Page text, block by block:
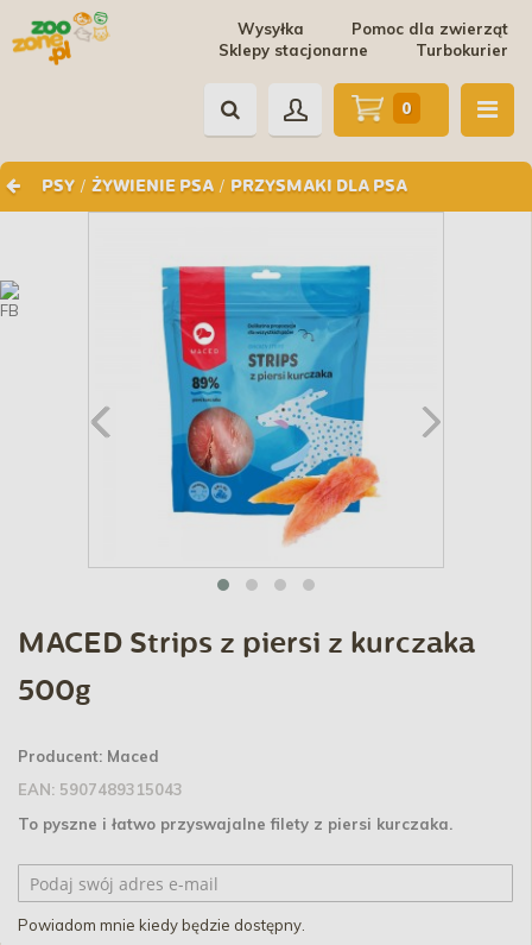
Pomoc dla zwierząt
Wysyłka
Turbokurier
Sklepy stacjonarne
PSY / ŻYWIENIE PSA / PRZYSMAKI DLA PSA
0
MACED Strips z piersi z kurczaka
500g
Producent: Maced
EAN: 5907489315043
To pyszne i łatwo przyswajalne filety z piersi kurczaka.
Powiadom mnie kiedy będzie dostępny.